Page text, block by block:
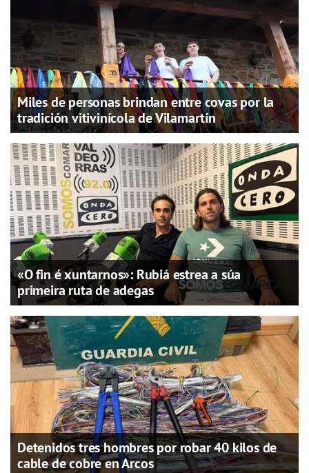
Miles de personas brindan entre covas por la
tradición vitivinícola de Vilamartín
«O fin é xuntarnos»: Rubiá estrea a súa
primeira ruta de adegas
Detenidos tres hombres por robar 40 kilos de
cable de cobre en Arcos